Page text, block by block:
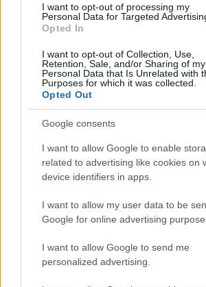
I want to opt-out of processing my
Personal Data for Targeted
Opted In
I want to opt-out of Collection, Use,
Retention, Sale, and/or Sharing of my
Personal Data that Is Unrelated with
Purposes for which it was collected.
Opted Out
Google consents
I want to allow Google to enable
related to advertising like cookies on
device identifiers in apps.
I want to allow my user data to be
Google for online advertising
I want to allow Google to send me
personalized advertising.